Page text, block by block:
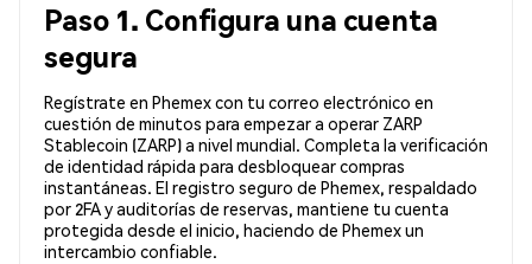
Paso 1. Configura una cuenta
segura
Regístrate en Phemex con tu correo electrónico en
cuestión de minutos para empezar a operar ZARP
Stablecoin (ZARP) a nivel mundial. Completa la verificación
de identidad rápida para desbloquear compras
instantáneas. El registro seguro de Phemex, respaldado
por 2FA y auditorías de reservas, mantiene tu cuenta
protegida desde el inicio, haciendo de Phemex un
intercambio confiable.